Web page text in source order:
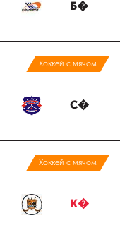
Б�
Хоккей с мячом
С�
Хоккей с мячом
К�